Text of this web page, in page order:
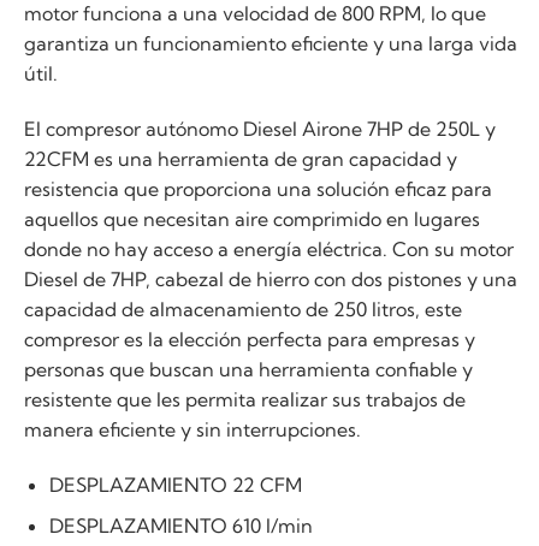
motor funciona a una velocidad de 800 RPM, lo que
garantiza un funcionamiento eficiente y una larga vida
útil.
El compresor autónomo Diesel Airone 7HP de 250L y
22CFM es una herramienta de gran capacidad y
resistencia que proporciona una solución eficaz para
aquellos que necesitan aire comprimido en lugares
donde no hay acceso a energía eléctrica. Con su motor
Diesel de 7HP, cabezal de hierro con dos pistones y una
capacidad de almacenamiento de 250 litros, este
compresor es la elección perfecta para empresas y
personas que buscan una herramienta confiable y
resistente que les permita realizar sus trabajos de
manera eficiente y sin interrupciones.
DESPLAZAMIENTO 22 CFM
DESPLAZAMIENTO 610 l/min